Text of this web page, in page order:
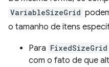
VariableSizeGrid
o tamanho de itens
Para FixedSizeGrid
com o fato de que